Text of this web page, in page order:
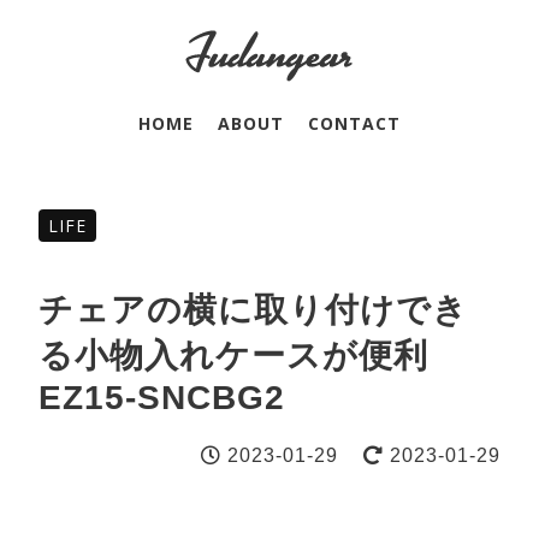
HOME ABOUT CONTACT
LIFE
チェアの横に取り付けでき
る小物入れケースが便利
EZ15-SNCBG2
2023-01-29 2023-01-29